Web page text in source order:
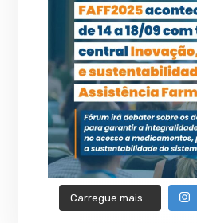
Carregue mais…